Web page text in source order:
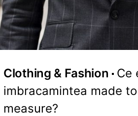
Clothing & Fashion
Ce
imbracamintea made to
measure?